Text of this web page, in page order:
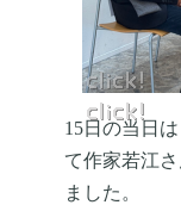
15日の当日
て作家若江
ました。